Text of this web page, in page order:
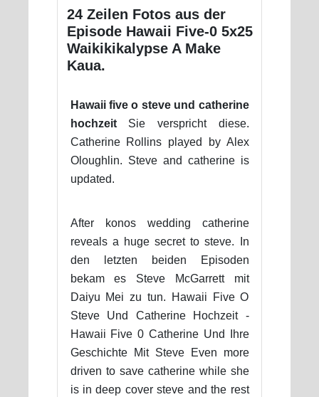
24 Zeilen Fotos aus der
Episode Hawaii Five-0 5x25
Waikikikalypse A Make
Kaua.
Hawaii five o steve und catherine
hochzeitSie verspricht diese.
Catherine Rollins played by Alex
Oloughlin. Steve and catherine is
updated.
After konos wedding catherine
reveals a huge secret to steve. In
den letzten beiden Episoden
bekam es Steve McGarrett mit
Daiyu Mei zu tun. Hawaii Five O
Steve Und Catherine Hochzeit -
Hawaii Five 0 Catherine Und Ihre
Geschichte Mit Steve Even more
driven to save catherine while she
is in deep cover steve and the rest